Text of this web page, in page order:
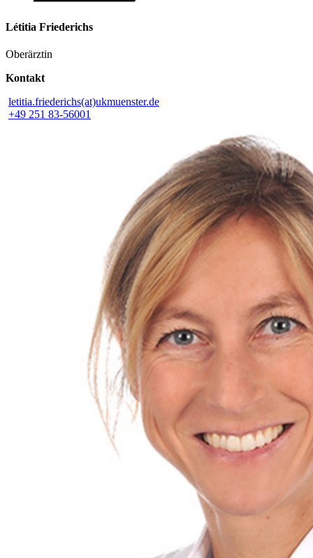
Létitia Friederichs
Oberärztin
Kontakt
letitia.friederichs(at)ukmuenster.de
+49 251 83-56001